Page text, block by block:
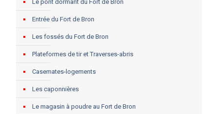
Le pont dormant du Fort de Bron
Entrée du Fort de Bron
Les fossés du Fort de Bron
Plateformes de tir et Traverses-abris
Casemates-logements
Les caponnières
Le magasin à poudre au Fort de Bron